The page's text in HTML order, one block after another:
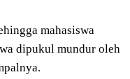
mahasiswa
dipukul mundur oleh